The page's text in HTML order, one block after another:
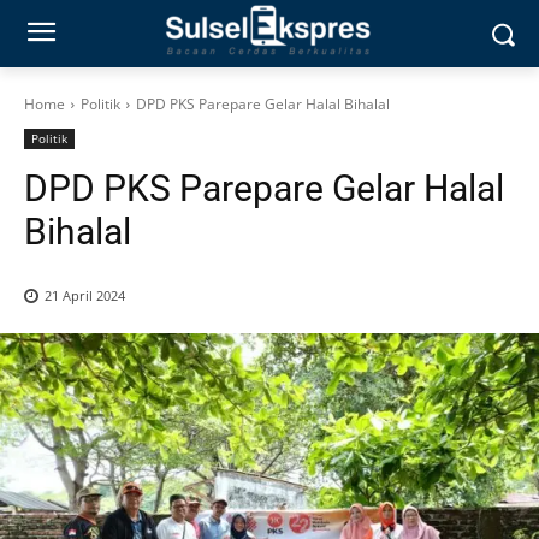
Home Politik DPD PKS Parepare Gelar Halal Bihalal
Politik
DPD PKS Parepare Gelar Halal
Bihalal
21 April 2024